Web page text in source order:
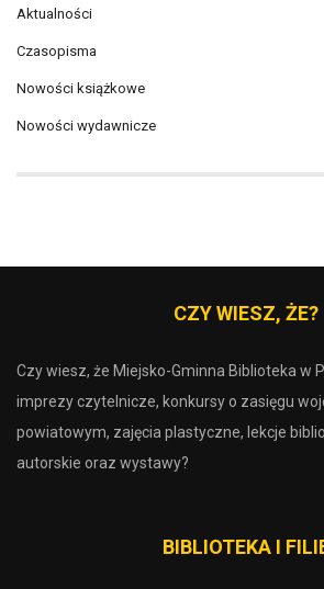
Aktualności
Czasopisma
Nowości książkowe
Nowości wydawnicze
CZY WIESZ, ŻE?
Czy wiesz, że Miejsko-Gminna Biblioteka w
imprezy czytelnicze, konkursy o zasięgu
powiatowym, zajęcia plastyczne, lekcje
autorskie oraz wystawy?
BIBLIOTEKA I